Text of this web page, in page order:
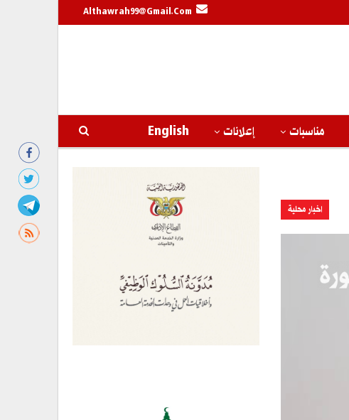
Althawrah99@gmail.com
مناسبات إعلانات English
اخبار محلية